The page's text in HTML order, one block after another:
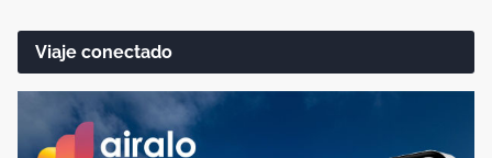
Viaje conectado